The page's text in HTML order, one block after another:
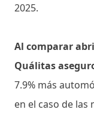
2025.
Al comparar
Quálitas
7.9% más
en el caso de las